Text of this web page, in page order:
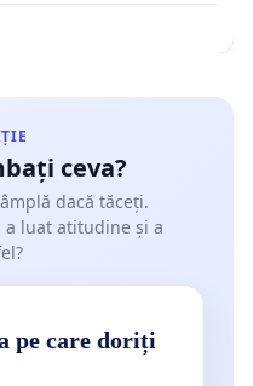
ceva?
dacă tăceți.
luat atitudine și a
pe care doriți